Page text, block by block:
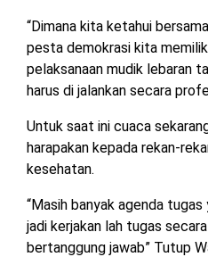
DPRD
TULANG
BAWANG
BARAT
DPRD
WAYKANAN
INFO
PERIKLANAN
KEBIJAKAN
PRIVASI
SOSIAL
MEDIA
PEDOMAN
MEDIA
SIBER
REDAKSI
TENTANG
KAMI
“Dimana kita ketahui
pesta demokrasi kita
pelaksanaan mudik lebaran
harus di jalankan secara
Untuk saat ini cuaca
harapakan kepada rekan-
kesehatan.
“Masih banyak agenda
jadi kerjakan lah tugas
bertanggung jawab” Tutup